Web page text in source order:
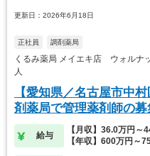
更新日：2026年6月18日
正社員 調剤薬局
くるみ薬局 メイエキ店 ウォルナ
人
【愛知県／名古屋市中
剤薬局で管理薬剤師の募
給与
【月収】36.0万円～
【年収】600万円～